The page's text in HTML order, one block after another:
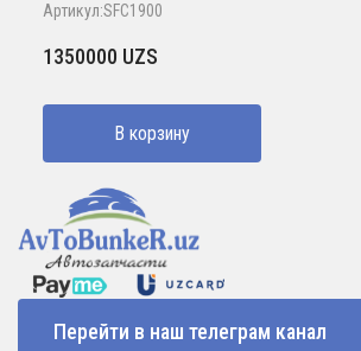
Артикул:SFC1900
1350000 UZS
В корзину
Перейти в наш телеграм канал